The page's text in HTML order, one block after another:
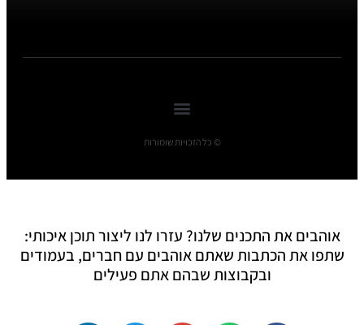
© כל הזכויות שומורות
אוהבים את התכנים שלנו? עזרו לנו ליצור תוכן איכותי:
שתפו את הכתבות שאתם אוהבים עם חברים, בעמודים
ובקבוצות שבהם אתם פעילים